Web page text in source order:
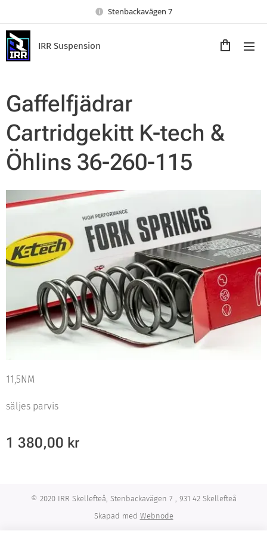
Stenbackavägen 7
IRR Suspension
Gaffelfjädrar
Cartridgekitt K-tech &
Öhlins 36-260-115
11,5NM
säljes parvis
1 380,00 kr
© 2020 IRR Skellefteå, Stenbackavägen 7 , 931 42 Skellefteå
Skapad med Webnode